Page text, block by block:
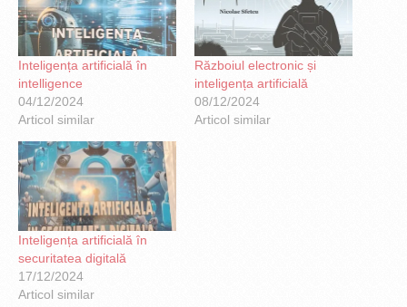
Inteligența artificială în
intelligence
04/12/2024
Articol similar
Războiul electronic și
inteligența artificială
08/12/2024
Articol similar
Inteligența artificială în
securitatea digitală
17/12/2024
Articol similar